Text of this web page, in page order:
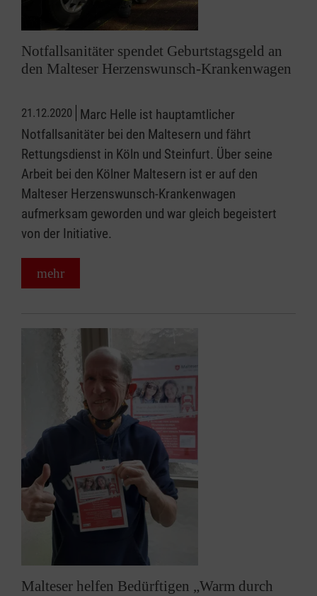
Notfallsanitäter spendet Geburtstagsgeld an
den Malteser Herzenswunsch-Krankenwagen
21.12.2020 Marc Helle ist hauptamtlicher
Notfallsanitäter bei den Maltesern und fährt
Rettungsdienst in Köln und Steinfurt. Über seine
Arbeit bei den Kölner Maltesern ist er auf den
Malteser Herzenswunsch-Krankenwagen
aufmerksam geworden und war gleich begeistert
von der Initiative.
mehr
Malteser helfen Bedürftigen „Warm durch